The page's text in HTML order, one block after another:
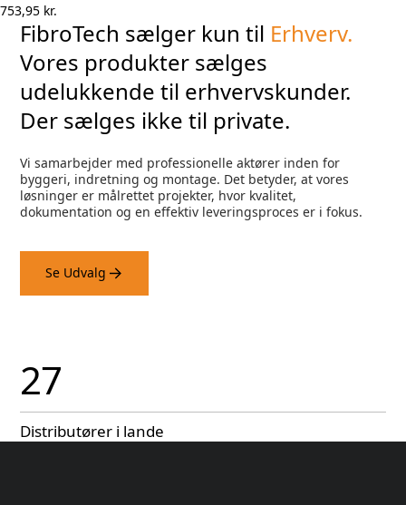
753,95 kr.
FibroTech sælger kun til Erhverv.
Vores produkter sælges
udelukkende til erhvervskunder.
Der sælges ikke til private.
Vi samarbejder med professionelle aktører inden for
byggeri, indretning og montage. Det betyder, at vores
løsninger er målrettet projekter, hvor kvalitet,
dokumentation og en effektiv leveringsproces er i fokus.
Se Udvalg
27
Distributører i lande